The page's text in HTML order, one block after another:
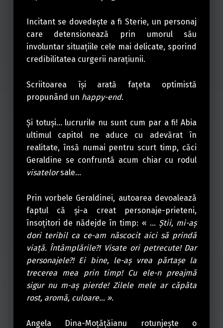
Incitant se dovedeşte a fi Sterie, un personaj
care detensionează prin umorul său
involuntar situaţiile cele mai delicate, sporind
credibilitatea curgerii naraţiunii.
Scriitoarea îşi arată faţeta optimistă
propunând un happy-end.
Şi totuşi… lucrurile nu sunt cum par a fi! Abia
ultimul capitol ne aduce cu adevărat în
realitate, însă numai pentru scurt timp, căci
Geraldine se confruntă acum chiar cu rodul
visatelorsale…
Prin vorbele Geraldinei, autoarea devoalează
faptul că şi-a creat personaje-prieteni,
însoţitori de nădejde în timp: « … Ştii, mi-aş
dori teribil ca ce-am născocit aici să prindă
viaţă. Întâmplările?! Visate ori petrecute! Dar
personajele?! Ei bine, le-aş vrea părtaşe la
trecerea mea prin timp! Cu ele-n preajmă
sigur nu m-aş pierde! Zilele mele ar căpăta
rost, aromă, culoare… ».
Angela Dina-Moţăţăianu rotunjeşte o